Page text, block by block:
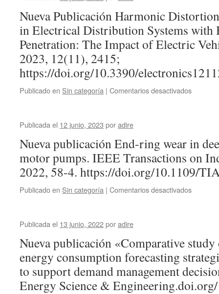
Nueva Publicación Harmonic
in Electrical Distribution Systems with
Penetration: The Impact of Electric
2023, 12(11), 2415;
https://doi.org/10.3390/
Publicado en Sin categoría | Comentarios desactivadosen
Publicada el 12 junio, 2023 poradire
Nueva publicación End-ring wear in
motor pumps. IEEE Transactions on
2022, 58-4. https://doi.org/10.1109/
Publicado en Sin categoría | Comentarios desactivadosen
Publicada el 13 junio, 2022poradire
Nueva publicación «Comparative
energy consumption forecasting
to support demand management
Energy Science &